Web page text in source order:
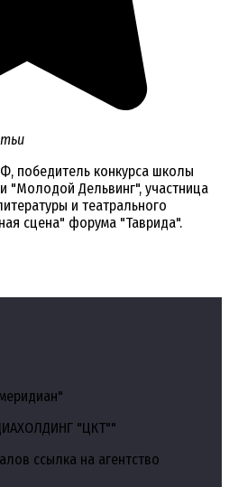
победитель конкурса школы
"Молодой Дельвинг", участница
и театрального
сцена" форума "Таврида".
"ЦКТ""
ссылка на агентство